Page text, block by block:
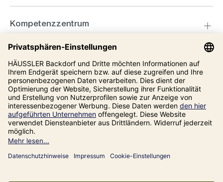
Kompetenzzentrum
Informationen
Unsere Adresse